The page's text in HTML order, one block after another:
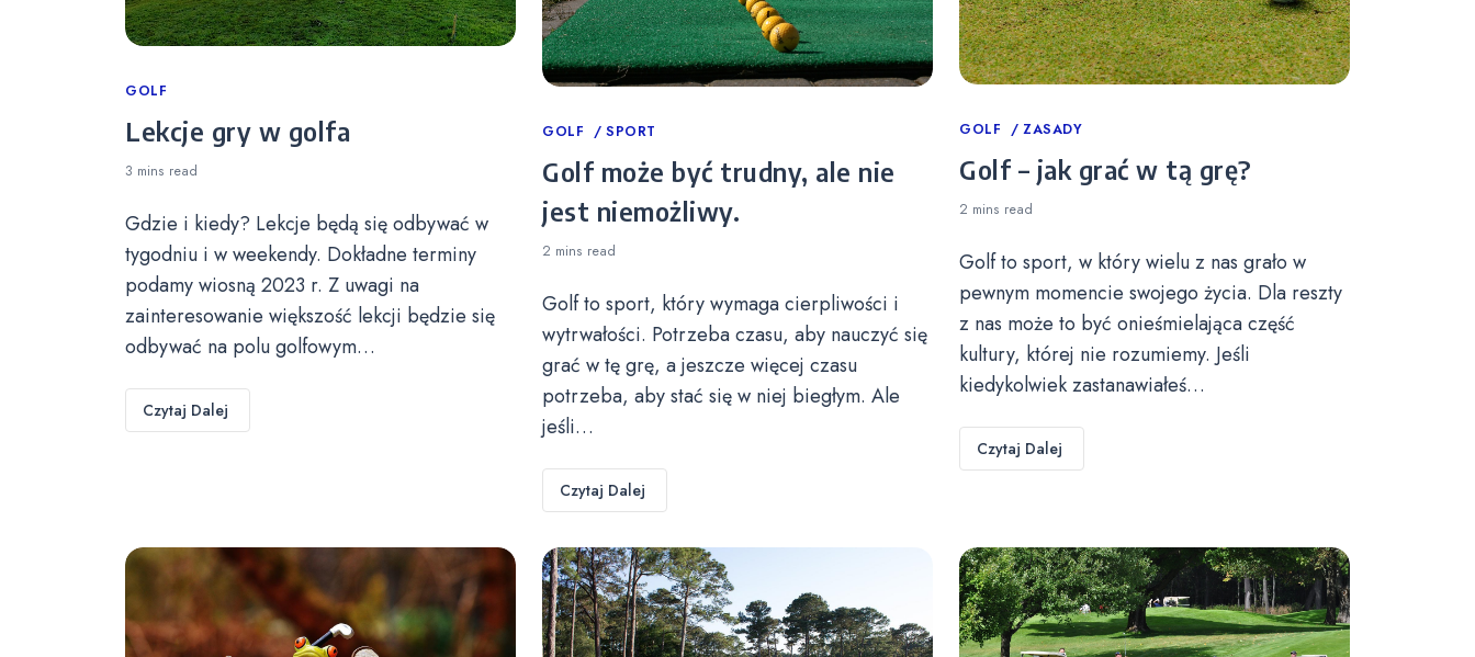
Categories
GOLF
Lekcje gry w golfa
3 mins read
Gdzie i kiedy? Lekcje będą się odbywać w
tygodniu i w weekendy. Dokładne terminy
podamy wiosną 2023 r. Z uwagi na
zainteresowanie większość lekcji będzie się
odbywać na polu golfowym…
Czytaj Dalej
Categories
GOLF SPORT
Golf może być trudny, ale nie
jest niemożliwy.
2 mins read
Golf to sport, który wymaga cierpliwości i
wytrwałości. Potrzeba czasu, aby nauczyć się
grać w tę grę, a jeszcze więcej czasu
potrzeba, aby stać się w niej biegłym. Ale
jeśli…
Czytaj Dalej
Categories
GOLF ZASADY
Golf – jak grać w tą grę?
2 mins read
Golf to sport, w który wielu z nas grało w
pewnym momencie swojego życia. Dla reszty
z nas może to być onieśmielająca część
kultury, której nie rozumiemy. Jeśli
kiedykolwiek zastanawiałeś…
Czytaj Dalej